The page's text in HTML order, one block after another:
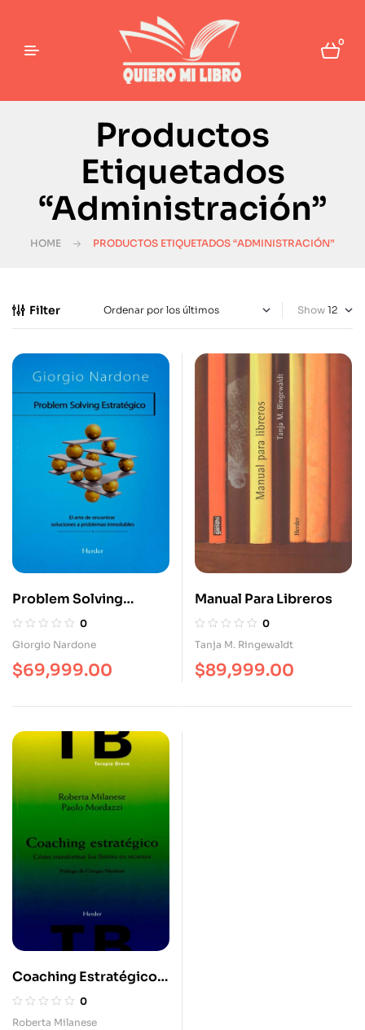
0
Productos
Etiquetados
“Administración”
HOME PRODUCTOS ETIQUETADOS “ADMINISTRACIÓN”
Filter Show
Problem Solving
Estratégico. El Arte De
Encontrar Soluciones A
0
Giorgio Nardone
$69,999.00
Manual Para Libreros
0
Tanja M. Ringewaldt
$89,999.00
Coaching Estratégico.
Como Transformar Los
Limites En Recursos
0
Roberta Milanese